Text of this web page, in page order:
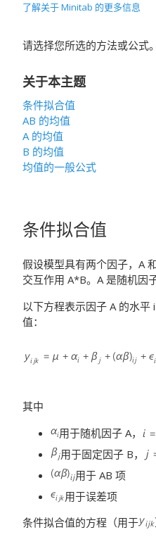
了解关于 Minitab 的更多信息
请选择您所选的方法或公式。
关于本主题
条件拟合值
AB 的均值
A 的均值
B 的均值
均值的一般公式
条件拟合值
假设模型具有两个因子，A
交互作用 A*B。A 是随机因
以下方程表示因子 A 的水
值：
其中
用于随机因子 A，
用于固定因子 B，
用于 AB 项
用于误差项
条件拟合值的方程（用于